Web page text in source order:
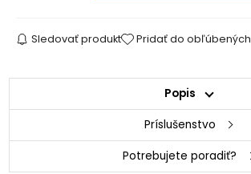
Sledovať produkt Pridať do obľúbených
Popis
Príslušenstvo
Potrebujete poradiť?